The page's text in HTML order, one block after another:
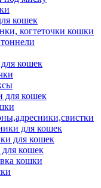
кошек
когтеточки кошки
кошек
для кошек
для кошек
для кошек
кошек
кошки